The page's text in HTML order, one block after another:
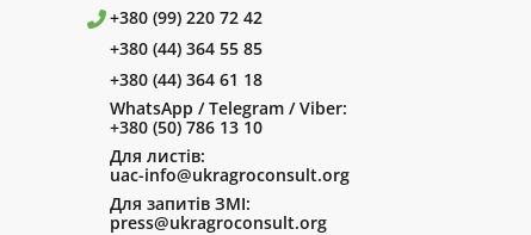
+380 (99) 220 72 42
+380 (44) 364 55 85
+380 (44) 364 61 18
WhatsApp / Telegram / Viber:
+380 (50) 786 13 10
Для листів:
uac-info@ukragroconsult.org
Для запитів ЗМІ:
press@ukragroconsult.org